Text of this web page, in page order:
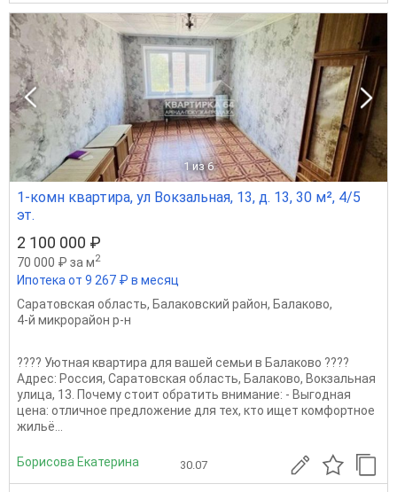
1 из 6
1-комн квартира, ул Вокзальная, 13, д. 13, 30 м², 4/5
эт.
2 100 000 ₽
70 000 ₽ за м2
Ипотека от 9 267 ₽ в месяц
Саратовская область, Балаковский район, Балаково,
4-й микрорайон р-н
???? Уютная квартира для вашей семьи в Балаково ????
Адрес: Россия, Саратовская область, Балаково, Вокзальная
улица, 13. Почему стоит обратить внимание: - Выгодная
цена: отличное предложение для тех, кто ищет комфортное
жильё...
Борисова Екатерина 30.07